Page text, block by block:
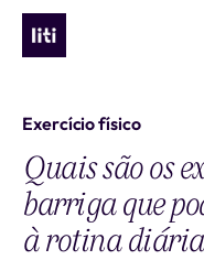
Exercício físico
Quais são os
barriga que
à rotina